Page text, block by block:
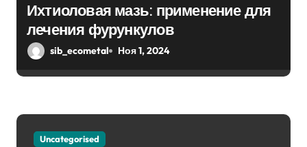
п
и
Ихтиоловая мазь: применение для
лечения фурункулов
sib_ecometal Ноя 1, 2024
Uncategorised